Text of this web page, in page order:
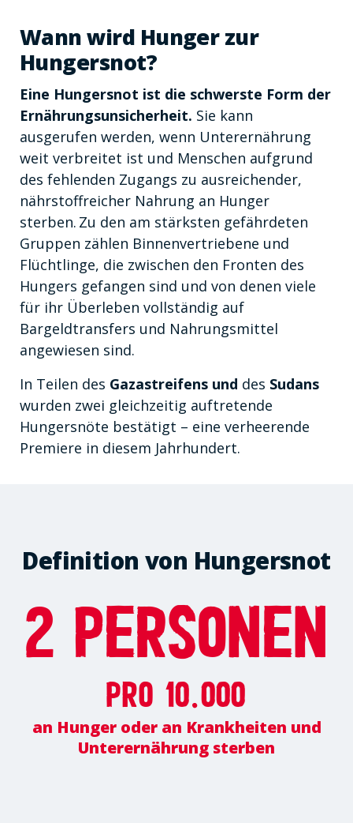
Wann wird Hunger zur
Hungersnot?
Eine Hungersnot ist die schwerste Form der
Ernährungsunsicherheit. Sie kann
ausgerufen werden, wenn Unterernährung
weit verbreitet ist und Menschen aufgrund
des fehlenden Zugangs zu ausreichender,
nährstoffreicher Nahrung an Hunger
sterben. Zu den am stärksten gefährdeten
Gruppen zählen Binnenvertriebene und
Flüchtlinge, die zwischen den Fronten des
Hungers gefangen sind und von denen viele
für ihr Überleben vollständig auf
Bargeldtransfers und Nahrungsmittel
angewiesen sind.
In Teilen des Gazastreifens und des Sudans
wurden zwei gleichzeitig auftretende
Hungersnöte bestätigt – eine verheerende
Premiere in diesem Jahrhundert.
Definition von Hungersnot
2 Personen
pro 10.000
an Hunger oder an Krankheiten und
Unterernährung sterben